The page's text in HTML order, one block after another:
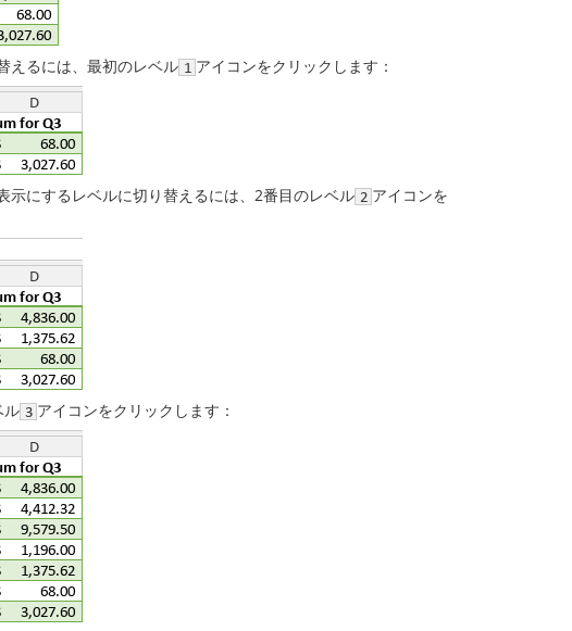
えるには、最初のレベル アイコンをクリックします：
にするレベルに切り替えるには、2番目のレベル
アイコンを
ル アイコンをクリックします：